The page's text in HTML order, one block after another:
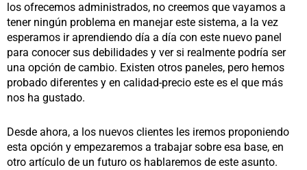
los ofrecemos administrados, no creemos que vayamos a
tener ningún problema en manejar este sistema, a la vez
esperamos ir aprendiendo día a día con este nuevo panel
para conocer sus debilidades y ver si realmente podría ser
una opción de cambio. Existen otros paneles, pero hemos
probado diferentes y en calidad-precio este es el que más
nos ha gustado.
Desde ahora, a los nuevos clientes les iremos proponiendo
esta opción y empezaremos a trabajar sobre esa base, en
otro artículo de un futuro os hablaremos de este asunto.